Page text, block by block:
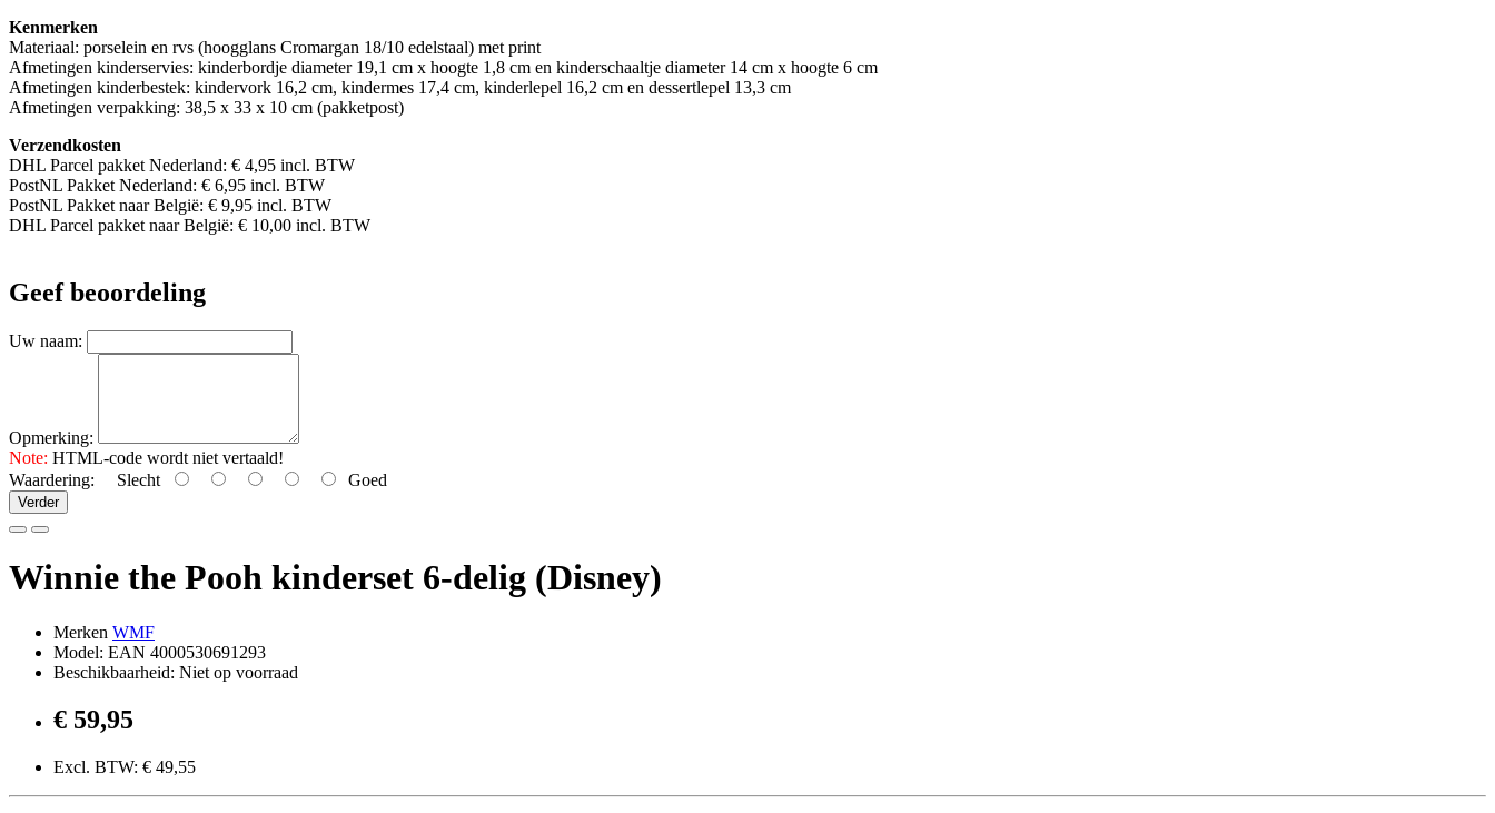
Kenmerken
Materiaal: porselein en rvs (hoogglans Cromargan 18/10 edelstaal) met print
Afmetingen kinderservies: kinderbordje diameter 19,1 cm x hoogte 1,8 cm en kinderschaaltje diameter 14 cm x hoogte 6 cm
Afmetingen kinderbestek: kindervork 16,2 cm, kindermes 17,4 cm, kinderlepel 16,2 cm en dessertlepel 13,3 cm
Afmetingen verpakking: 38,5 x 33 x 10 cm (pakketpost)
Verzendkosten
DHL Parcel pakket Nederland: € 4,95 incl. BTW
PostNL Pakket Nederland: € 6,95 incl. BTW
PostNL Pakket naar België: € 9,95 incl. BTW
DHL Parcel pakket naar België: € 10,00 incl. BTW
Geef beoordeling
Uw naam:
Opmerking:
Note: HTML-code wordt niet vertaald!
Waardering: Slecht Goed
Verder
Winnie the Pooh kinderset 6-delig (Disney)
Merken WMF
Model: EAN 4000530691293
Beschikbaarheid: Niet op voorraad
€ 59,95
Excl. BTW: € 49,55